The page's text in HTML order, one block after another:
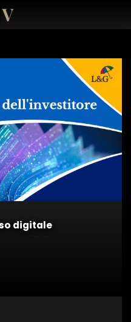
digitale